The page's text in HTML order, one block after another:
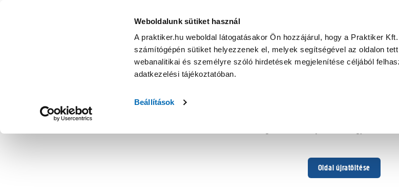
Weboldalunk sütiket használ
A praktiker.hu weboldal látogatásakor Ön hozzájárul, hogy a Praktiker
számítógépén sütiket helyezzenek el, melyek segítségével az oldalon
webanalitikai és személyre szóló hirdetések megjelenítése céljából
adatkezelési tájékoztatóban.
Beállítások
Oldal újratöltése